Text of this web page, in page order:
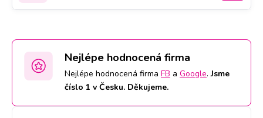
Nejlépe hodnocená firma
Nejlépe hodnocená firma FB a Google.Jsme
číslo 1 v Česku. Děkujeme.